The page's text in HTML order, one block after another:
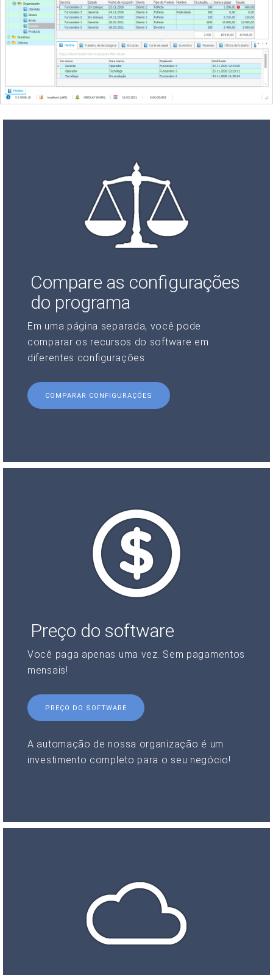
Compare as configurações
do programa
Em uma página separada, você pode
comparar os recursos do software em
diferentes configurações.
COMPARAR CONFIGURAÇÕES
Preço do software
Você paga apenas uma vez. Sem pagamentos
mensais!
PREÇO DO SOFTWARE
A automação de nossa organização é um
investimento completo para o seu negócio!